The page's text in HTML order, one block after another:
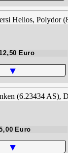
12,50 Euro
▼
Euro
▼